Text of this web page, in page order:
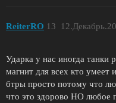
ReiterRO 13
Ударка у нас иногда танки
магнит для всех кто
бтры просто потому что
что это здорово НО любое